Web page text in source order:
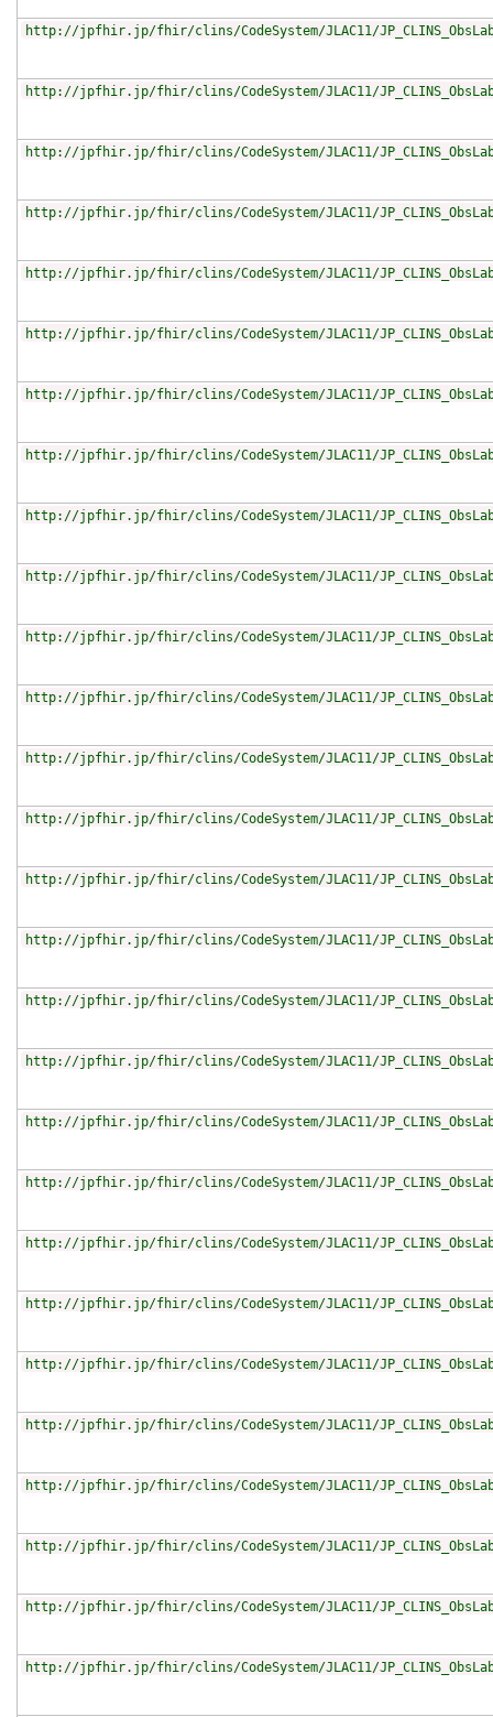
http://jpfhir.jp/fhir/clins/CodeSystem/JLAC11/
http://jpfhir.jp/fhir/clins/CodeSystem/JLAC11/
http://jpfhir.jp/fhir/clins/CodeSystem/JLAC11/
http://jpfhir.jp/fhir/clins/CodeSystem/JLAC11/
http://jpfhir.jp/fhir/clins/CodeSystem/JLAC11/
http://jpfhir.jp/fhir/clins/CodeSystem/JLAC11/
http://jpfhir.jp/fhir/clins/CodeSystem/JLAC11/
http://jpfhir.jp/fhir/clins/CodeSystem/JLAC11/
http://jpfhir.jp/fhir/clins/CodeSystem/JLAC11/
http://jpfhir.jp/fhir/clins/CodeSystem/JLAC11/
http://jpfhir.jp/fhir/clins/CodeSystem/JLAC11/
http://jpfhir.jp/fhir/clins/CodeSystem/JLAC11/
http://jpfhir.jp/fhir/clins/CodeSystem/JLAC11/
http://jpfhir.jp/fhir/clins/CodeSystem/JLAC11/
http://jpfhir.jp/fhir/clins/CodeSystem/JLAC11/
http://jpfhir.jp/fhir/clins/CodeSystem/JLAC11/
http://jpfhir.jp/fhir/clins/CodeSystem/JLAC11/
http://jpfhir.jp/fhir/clins/CodeSystem/JLAC11/
http://jpfhir.jp/fhir/clins/CodeSystem/JLAC11/
http://jpfhir.jp/fhir/clins/CodeSystem/JLAC11/
http://jpfhir.jp/fhir/clins/CodeSystem/JLAC11/
http://jpfhir.jp/fhir/clins/CodeSystem/JLAC11/
http://jpfhir.jp/fhir/clins/CodeSystem/JLAC11/
http://jpfhir.jp/fhir/clins/CodeSystem/JLAC11/
http://jpfhir.jp/fhir/clins/CodeSystem/JLAC11/
http://jpfhir.jp/fhir/clins/CodeSystem/JLAC11/
http://jpfhir.jp/fhir/clins/CodeSystem/JLAC11/
http://jpfhir.jp/fhir/clins/CodeSystem/JLAC11/